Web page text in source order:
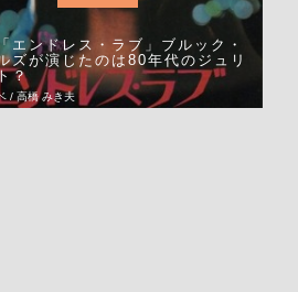
エンドレス・ラブ」ブルック・
ズが演じたのは80年代のジュリ
？
/ 高橋 みき夫